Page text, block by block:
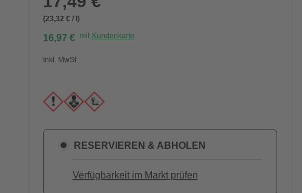
(23,32 € / l)
16,97 € mit Kundenkarte
Inkl. MwSt.
RESERVIEREN & ABHOLEN
Verfügbarkeit im Markt prüfen